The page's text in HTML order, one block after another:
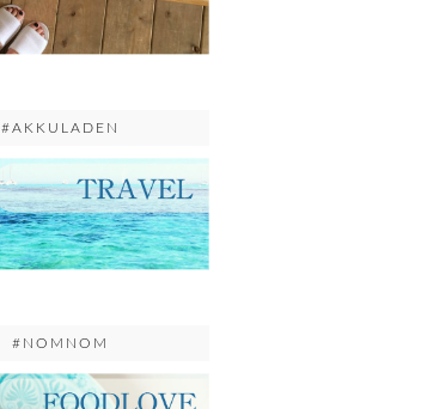
#AKKULADEN
#NOMNOM